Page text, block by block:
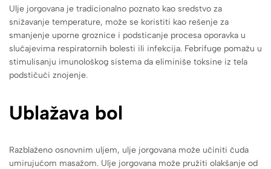
Ulje jorgovana je tradicionalno poznato kao sredstvo za
snižavanje temperature, može se koristiti kao rešenje za
smanjenje uporne groznice i podsticanje procesa oporavka u
slučajevima respiratornih bolesti ili infekcija. Febrifuge pomažu u
stimulisanju imunološkog sistema da eliminiše toksine iz tela
podstičući znojenje.
Ublažava bol
Razblaženo osnovnim uljem, ulje jorgovana može učiniti čuda
umirujućom masažom. Ulje jorgovana može pružiti olakšanje od